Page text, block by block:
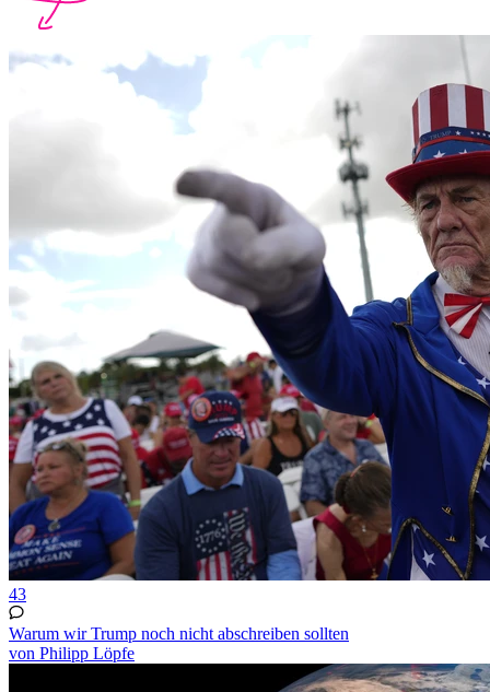
43
Warum wir Trump noch nicht abschreiben sollten
von Philipp Löpfe